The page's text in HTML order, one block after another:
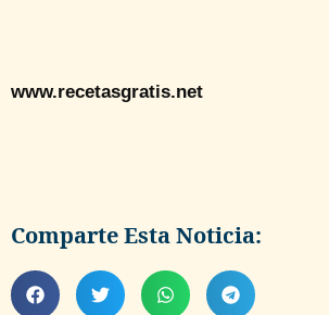
www.recetasgratis.net
Comparte Esta Noticia: